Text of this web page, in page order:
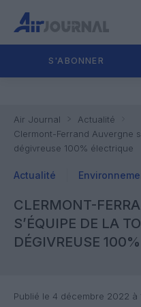
S'ABONNER
Air Journal
Actualité
Clermont-Ferrand Auvergne
dégivreuse 100% électrique
Actualité
CLERMONT-
S’ÉQUIPE DE LA
DÉGIVREUSE
Publié le 4 décembre 2022 à